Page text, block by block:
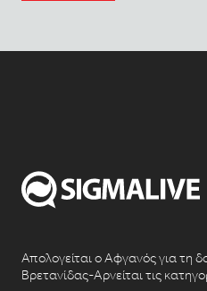
Απολογείται ο Αφγανός για τη
Βρετανίδας-Αρνείται τις